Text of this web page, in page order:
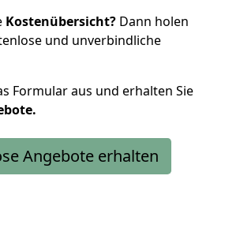
Kostenübersicht? Dann holen
und unverbindliche
Formular aus und erhalten Sie
Angebote erhalten